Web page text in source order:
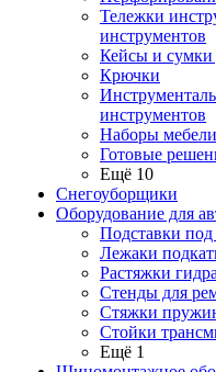
Тележки
инструментов
Кейсы и сумки
Крючки
инструментов
Наборы мебели
Готовые
Ещё 10
Снегоуборщики
Оборудование для
Подставки под
Лежаки
Растяжки
Стенды для
Стяжки
Стойки
Ещё 1